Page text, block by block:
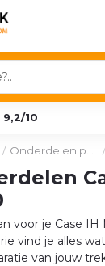
9,2/10
/ /
voor je Case IH
vind je alles
van jouw